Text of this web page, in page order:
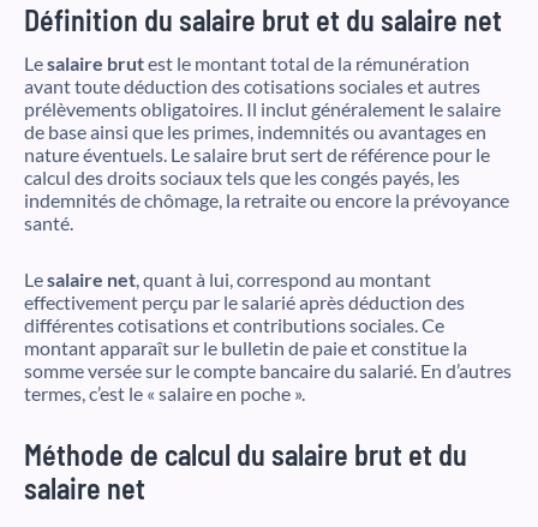
Définition du salaire brut et du salaire net
Lesalaire brutest le montant total de la rémunération
avant toute déduction des cotisations sociales et autres
prélèvements obligatoires. Il inclut généralement le salaire
de base ainsi que les primes, indemnités ou avantages en
nature éventuels. Le salaire brut sert de référence pour le
calcul des droits sociaux tels que les congés payés, les
indemnités de chômage, la retraite ou encore la prévoyance
santé.
Lesalaire net, quant à lui, correspond au montant
effectivement perçu par le salarié après déduction des
différentes cotisations et contributions sociales. Ce
montant apparaît sur le bulletin de paie et constitue la
somme versée sur le compte bancaire du salarié. En d’autres
termes, c’est le « salaire en poche ».
Méthode de calcul du salaire brut et du
salaire net